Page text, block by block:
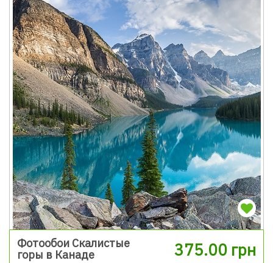
Фотообои Скалистые
горы в Канаде
375.00 грн